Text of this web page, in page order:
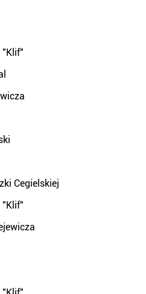
"Klif"
Cegielskiej
"Klif"